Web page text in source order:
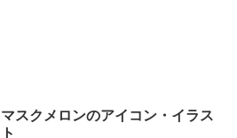
マスクメロンのアイコン・イラス
ト